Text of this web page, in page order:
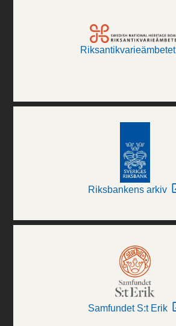
Riksantikvarieämbetet
Riksbankens arkiv
Samfundet S:t Erik